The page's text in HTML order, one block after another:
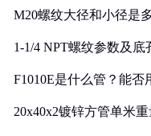
M20螺纹大径和小径是
1-1/4 NPT螺纹参数及底
F1010E是什么管？能否
20x40x2镀锌方管单米